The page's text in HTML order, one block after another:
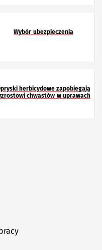
Wybór ubezpieczenia
herbicydowe zapobiegają
chwastów w uprawach